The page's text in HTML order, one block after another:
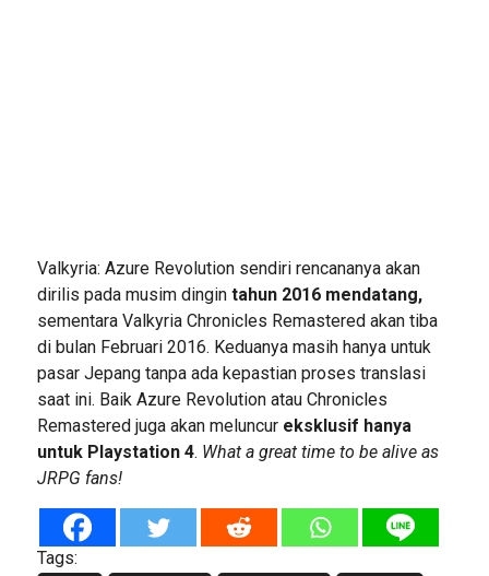
Valkyria: Azure Revolution sendiri rencananya akan
dirilis pada musim dingintahun 2016 mendatang,
sementara Valkyria Chronicles Remastered akan tiba
di bulan Februari 2016. Keduanya masih hanya untuk
pasar Jepang tanpa ada kepastian proses translasi
saat ini. Baik Azure Revolution atau Chronicles
Remastered juga akan meluncur eksklusif hanya
untuk Playstation 4. What a great time to be alive as
JRPG fans!
Tags: